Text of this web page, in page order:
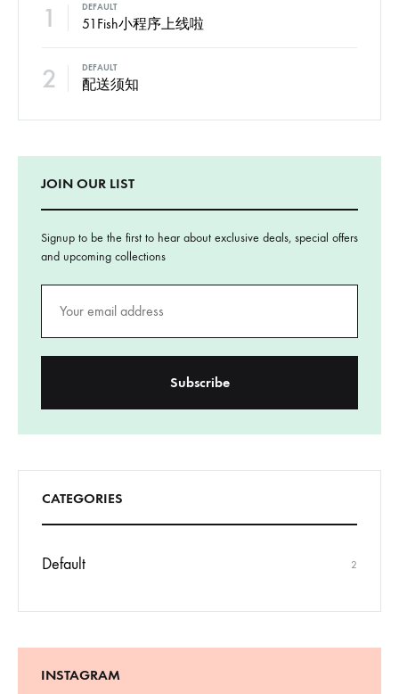
1 DEFAULT
51Fish小程序上线啦
2 DEFAULT
配送须知
JOIN OUR LIST
Signup to be the first to hear about exclusive deals, special offers
and upcoming collections
CATEGORIES
Default 2
INSTAGRAM